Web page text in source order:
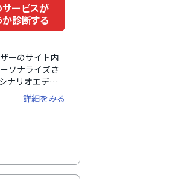
サービスが
か診断する
ーのサイト内
ソナライズさ
ナリオエディ
ケティング初
あり、CRMと
詳細をみる